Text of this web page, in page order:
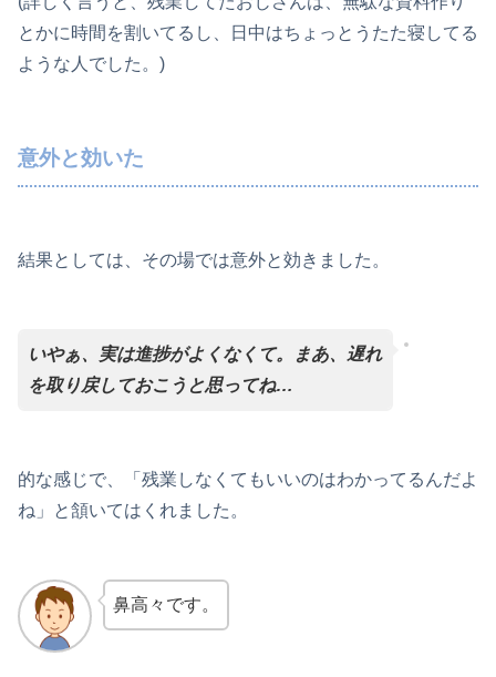
とかに時間を割いてるし、日中はちょっとうたた寝してる
ような人でした。)
意外と効いた
結果としては、その場では意外と効きました。
いやぁ、実は進捗がよくなくて。まあ、遅れ
を取り戻しておこうと思ってね…
的な感じで、「残業しなくてもいいのはわかってるんだよ
ね」と頷いてはくれました。
鼻高々です。